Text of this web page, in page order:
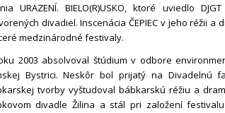
URAZENÍ. BIELO(R)USKO, ktoré uviedlo
divadiel. Inscenácia ČEPIEC v jeho réžii
medzinárodné festivaly.
2003 absolvoval štúdium v odbore
Bystrici. Neskôr bol prijatý na Divadelnú
tvorby vyštudoval bábkarskú réžiu a
divadle Žilina a stál pri založení